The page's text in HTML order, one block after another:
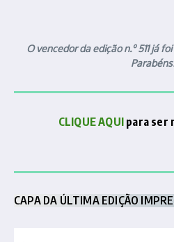
O vencedor da edição n.º 511 já
CLIQUE AQUI para ser
CAPA DA ÚLTIMA EDIÇÃO